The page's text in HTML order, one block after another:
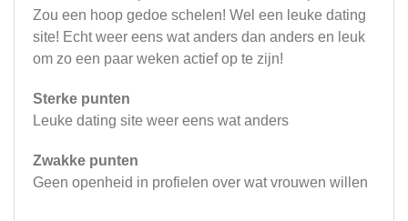
Zou een hoop gedoe schelen! Wel een leuke dating
site! Echt weer eens wat anders dan anders en leuk
om zo een paar weken actief op te zijn!
Sterke punten
Leuke dating site weer eens wat anders
Zwakke punten
Geen openheid in profielen over wat vrouwen willen